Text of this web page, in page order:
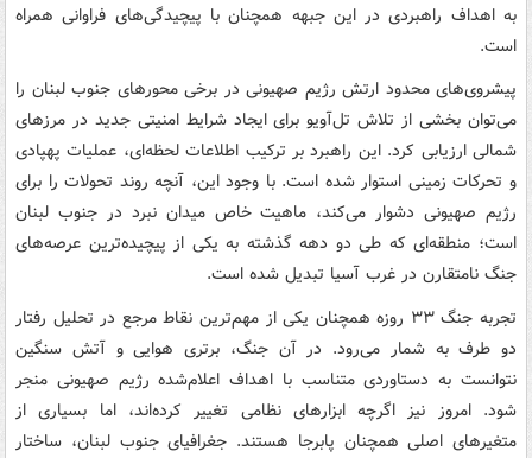
به اهداف راهبردی در این جبهه همچنان با پیچیدگی‌های فراوانی همراه
است.
پیشروی‌های محدود ارتش رژیم صهیونی در برخی محورهای جنوب لبنان را
می‌توان بخشی از تلاش تل‌آویو برای ایجاد شرایط امنیتی جدید در مرزهای
شمالی ارزیابی کرد. این راهبرد بر ترکیب اطلاعات لحظه‌ای، عملیات پهپادی
و تحرکات زمینی استوار شده است. با وجود این، آنچه روند تحولات را برای
رژیم صهیونی دشوار می‌کند، ماهیت خاص میدان نبرد در جنوب لبنان
است؛ منطقه‌ای که طی دو دهه گذشته به یکی از پیچیده‌ترین عرصه‌های
جنگ نامتقارن در غرب آسیا تبدیل شده است.
تجربه جنگ ۳۳ روزه همچنان یکی از مهم‌ترین نقاط مرجع در تحلیل رفتار
دو طرف به شمار می‌رود. در آن جنگ، برتری هوایی و آتش سنگین
نتوانست به دستاوردی متناسب با اهداف اعلام‌شده رژیم صهیونی منجر
شود. امروز نیز اگرچه ابزارهای نظامی تغییر کرده‌اند، اما بسیاری از
متغیرهای اصلی همچنان پابرجا هستند. جغرافیای جنوب لبنان، ساختار